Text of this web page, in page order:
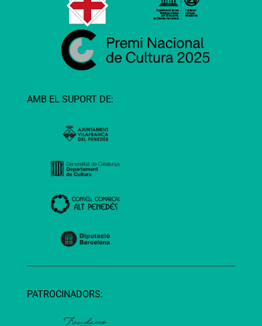
AMB EL SUPORT DE:
PATROCINADORS: